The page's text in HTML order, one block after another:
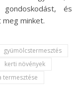
és
minket.
gyümölcstermesztés
kerti növények
termesztése